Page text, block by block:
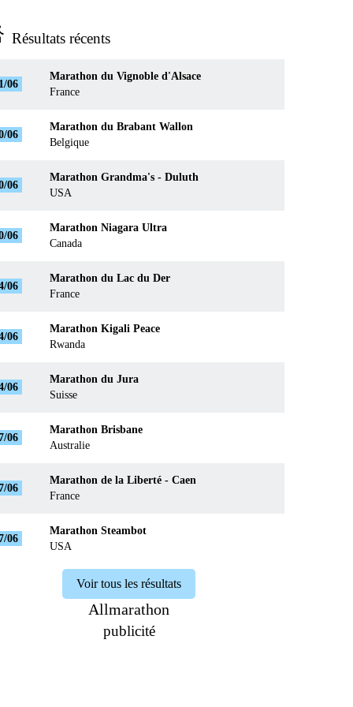
Résultats récents
06
Marathon du Vignoble d'Alsace
France
06
Marathon du Brabant Wallon
Belgique
06
Marathon Grandma's - Duluth
USA
06
Marathon Niagara Ultra
Canada
06
Marathon du Lac du Der
France
06
Marathon Kigali Peace
Rwanda
06
Marathon du Jura
Suisse
06
Marathon Brisbane
Australie
06
Marathon de la Liberté - Caen
France
06
Marathon Steambot
USA
Voir tous les résultats
Allmarathon
publicité